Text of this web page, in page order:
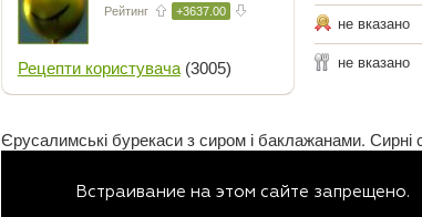
Рейтинг +3637.00
Рецепти користувача(3005)
не вказано
не вказано
Єрусалимські бурекаси з сиром і баклажанами. Сирні